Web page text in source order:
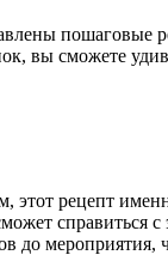
вы сможете
этот рецепт
справиться
до